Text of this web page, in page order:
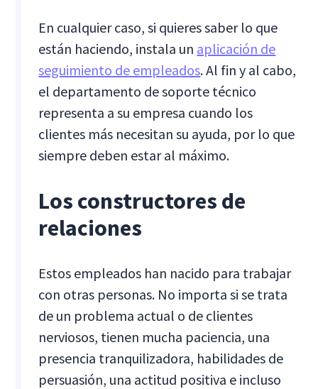
En cualquier caso, si quieres saber lo que
están haciendo, instala un aplicación de
seguimiento de empleados. Al fin y al cabo,
el departamento de soporte técnico
representa a su empresa cuando los
clientes más necesitan su ayuda, por lo que
siempre deben estar al máximo.
Los constructores de
relaciones
Estos empleados han nacido para trabajar
con otras personas. No importa si se trata
de un problema actual o de clientes
nerviosos, tienen mucha paciencia, una
presencia tranquilizadora, habilidades de
persuasión, una actitud positiva e incluso